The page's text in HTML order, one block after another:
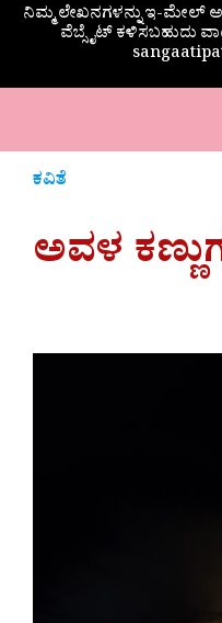
ನಿಮ್ಮ ಲೇಖನಗಳನ್ನು ಇ-ಮೇಲ್
ವೆಬ್ಸೈಟ್ ಕಳಿಸಬಹುದು
ಕವಿತೆ
ಅವಳ